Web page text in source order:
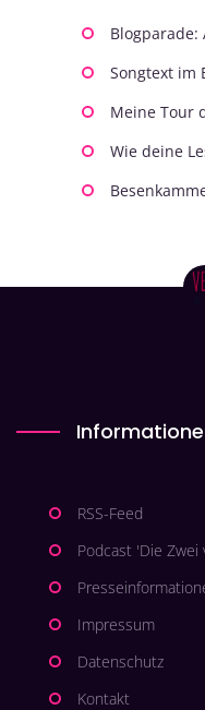
Songtext im
Meine Tour
Wie deine
RSS-Feed
Podcast 'Die Zwei
Impressum
Datenschutz
Kontakt